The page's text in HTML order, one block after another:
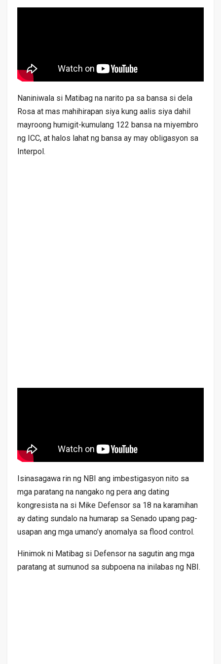
Naniniwala si Matibag na narito pa sa bansa si dela
Rosa at mas mahihirapan siya kung aalis siya dahil
mayroong humigit-kumulang 122 bansa na miyembro
ng ICC, at halos lahat ng bansa ay may obligasyon sa
Interpol.
Isinasagawa rin ng NBI ang imbestigasyon nito sa
mga paratang na nangako ng pera ang dating
kongresista na si Mike Defensor sa 18 na karamihan
ay dating sundalo na humarap sa Senado upang pag-
usapan ang mga umano’y anomalya sa flood control.
Hinimok ni Matibag si Defensor na sagutin ang mga
paratang at sumunod sa subpoena na inilabas ng NBI.